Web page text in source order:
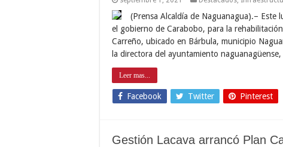
(Prensa Alcaldía de Naguanagua).– Este
el gobierno de Carabobo, para la
Carreño, ubicado en Bárbula, municipio
la directora del ayuntamiento
Leer mas...
Facebook Twitter Pinterest
Gestión Lacava arrancó Plan